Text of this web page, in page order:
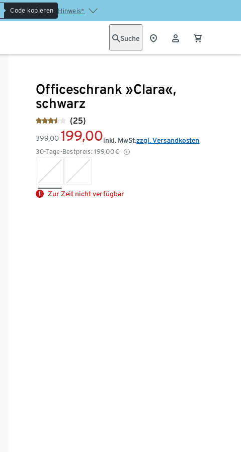
Code kopieren Hinweis*
Suche
Officeschrank »Clara«,
schwarz
(25)
399,00 199,00
30-Tage-Bestpreis: 199,00€
inkl. MwSt.zzgl. Versandkosten
Zur Zeit nicht verfügbar